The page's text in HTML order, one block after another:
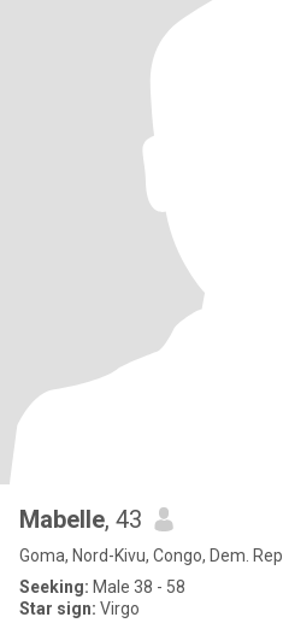
Mabelle, 43
Goma, Nord-Kivu, Congo, Dem. Rep
Seeking: Male 38 - 58
Star sign: Virgo